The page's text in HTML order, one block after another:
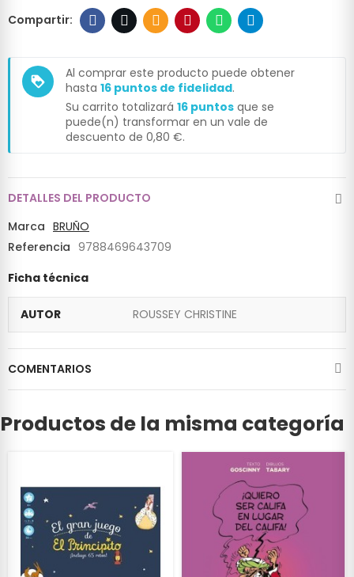
loyalty
Al comprar este producto puede obtener
hasta 16 puntos de fidelidad.
Su carrito totalizará 16 puntos que se
puede(n) transformar en un vale de
descuento de 0,80 €.
DETALLES DEL PRODUCTO
Marca BRUÑO
Referencia 9788469643709
Ficha técnica
AUTOR ROUSSEY CHRISTINE
COMENTARIOS
Productos de la misma categoría